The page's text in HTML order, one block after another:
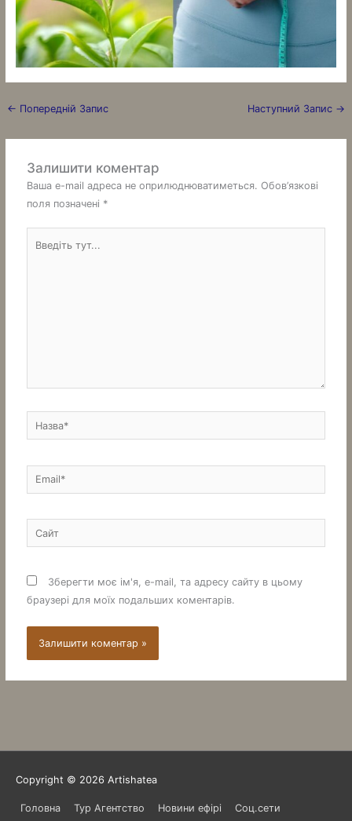
← Попередній Запис Наступний Запис →
Залишити коментар
Ваша e-mail адреса не оприлюднюватиметься. Обов’язкові
поля позначені *
Назва*
Email*
Сайт
Зберегти моє ім'я, e-mail, та адресу сайту в цьому
браузері для моїх подальших коментарів.
Copyright © 2026 Artishatea
Головна Тур Агентство Новини ефірі Соц.сети